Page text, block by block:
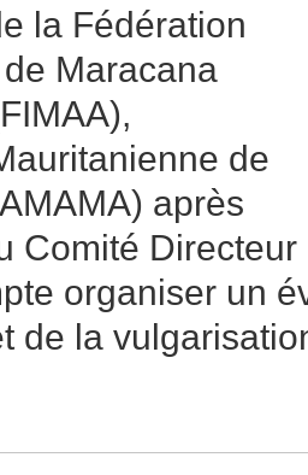
la Fédération
Maracana
de
après
Comité
organiser un
de la